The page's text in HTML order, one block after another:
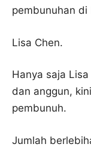
pembunuhan di
Lisa Chen.
Hanya saja
dan anggun,
pembunuh.
Jumlah